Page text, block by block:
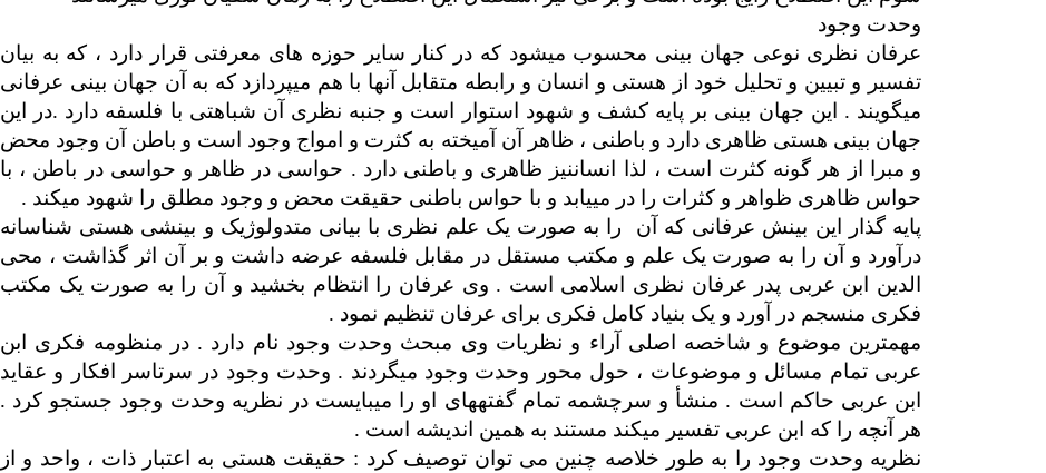
وحدت وجود
عرفان نظری نوعی جهان بینی محسوب می­شود که در کنار سایر حوزه­ های معرفتی قرار دارد ، که به بیان
تفسیر و تبیین و تحلیل خود از هستی و انسان و رابطه متقابل آنها با هم می­پردازد که به آن جهان بینی عرفانی
می­گویند . این جهان بینی بر پایه کشف و شهود استوار است و جنبه نظری آن شباهتی با فلسفه دارد .در این
جهان بینی هستی ظاهری دارد و باطنی ، ظاهر آن آمیخته به کثرت و امواج وجود است و باطن آن وجود محض
و مبرا از هر گونه کثرت است ، لذا انساننیز ظاهری و باطنی دارد . حواسی در ظاهر و حواسی در باطن ، با
حواس ظاهری ظواهر و کثرات را در می­یابد و با حواس باطنی حقیقت محض و وجود مطلق را شهود می­کند .
پایه گذار این بینش عرفانی که آن را به صورت یک علم نظری با بیانی متدولوژیک و بینشی هستی شناسانه
درآورد و آن را به صورت یک علم و مکتب مستقل در مقابل فلسفه عرضه داشت و بر آن اثر گذاشت ، محی
الدین ابن عربی پدر عرفان نظری اسلامی است . وی عرفان را انتظام بخشید و آن را به صورت یک مکتب
فکری منسجم در آورد و یک بنیاد کامل فکری برای عرفان تنظیم نمود .
مهمترین موضوع و شاخصه اصلی آراء و نظریات وی مبحث وحدت وجود نام دارد . در منظومه فکری ابن
عربی تمام مسائل و موضوعات ، حول محور وحدت وجود می­گردند . وحدت وجود در سرتاسر افکار و عقاید
ابن عربی حاکم است . منشأ و سرچشمه تمام گفته­های او را می­بایست در نظریه وحدت وجود جستجو کرد .
هر آنچه را که ابن عربی تفسیر می­کند مستند به همین اندیشه است .
نظریه وحدت وجود را به طور خلاصه چنین می توان توصیف کرد : حقیقت هستی به اعتبار ذات ، واحد و از